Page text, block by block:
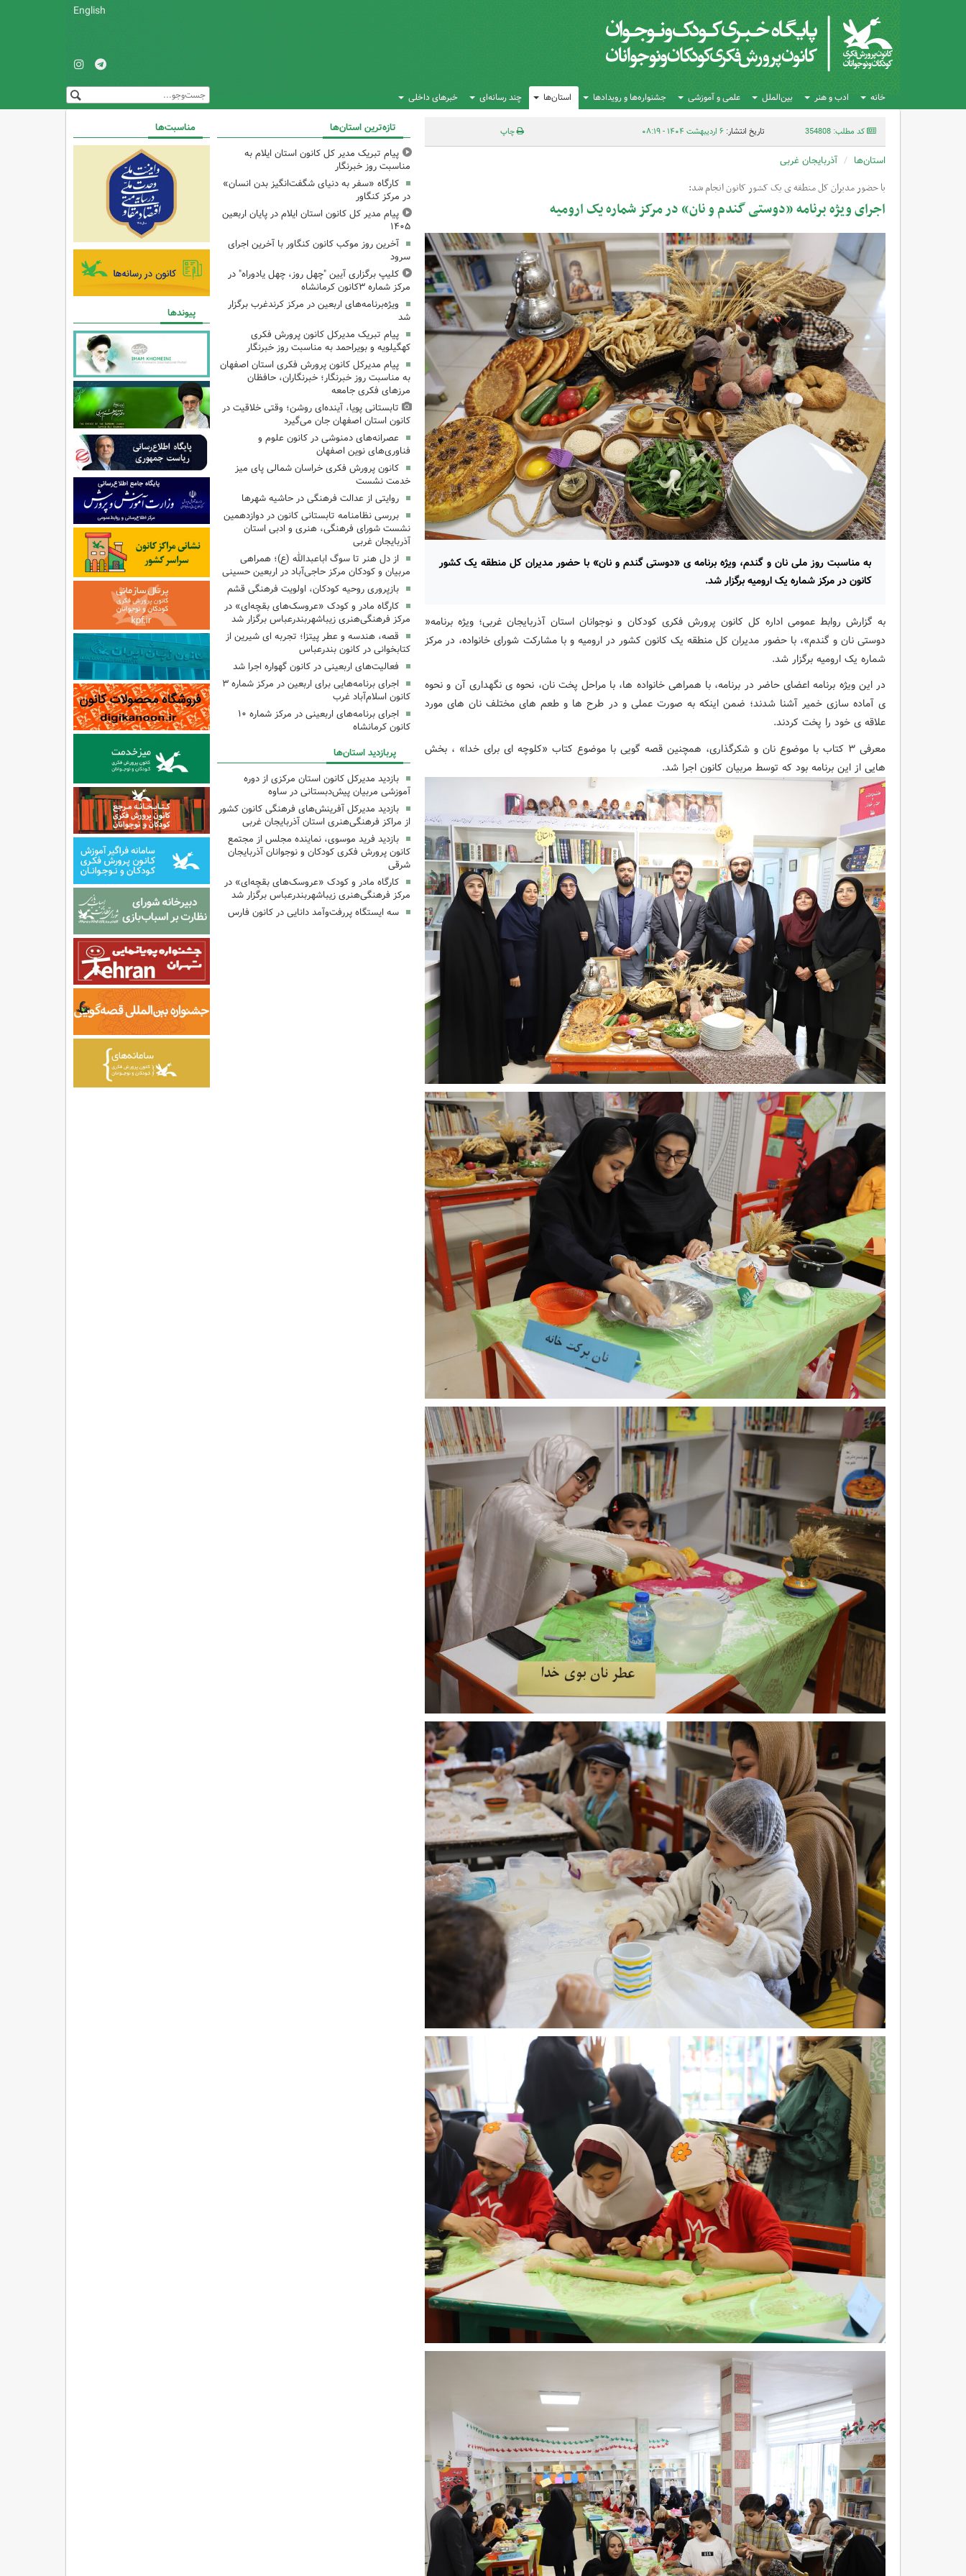
English
خانه ادب و هنر بین‌الملل علمی و آموزشی جشنواره‌ها و رویدادها استان‌ها چند رسانه‌ای خبرهای داخلی
کد مطلب: 354808 تاریخ انتشار:۶ اردیبهشت ۱۴۰۴ - ۰۸:۱۹ چاپ
استان‌ها آذربایجان غربی
با حضور مدیران کل منطقه ی یک کشور کانون انجام شد:
اجرای ویژه برنامه «دوستی گندم و نان» در مرکز شماره یک ارومیه
به مناسبت روز ملی نان و گندم، ویژه برنامه ی «دوستی گندم و نان» با حضور مدیران کل منطقه یک کشور
کانون در مرکز شماره یک ارومیه برگزار شد.
به گزارش روابط عمومی اداره کل کانون پرورش فکری کودکان و نوجوانان استان آذربایجان غربی؛ ویژه برنامه«
دوستی نان و گندم»، با حضور مدیران کل منطقه یک کانون کشور در ارومیه و با مشارکت شورای خانواده، در مرکز
شماره یک ارومیه برگزار شد.
در این ویژه برنامه اعضای حاضر در برنامه، با همراهی خانواده ها، با مراحل پخت نان، نحوه ی نگهداری آن و نحوه
ی آماده سازی خمیر آشنا شدند؛ ضمن اینکه به صورت عملی و در طرح ها و طعم های مختلف نان های مورد
علاقه ی خود را پخت کردند.
معرفی ۳ کتاب با موضوع نان و شکرگذاری، همچنین قصه گویی با موضوع کتاب «کلوچه ای برای خدا» ، بخش
هایی از این برنامه بود که توسط مربیان کانون اجرا شد.
تازه‌ترین استان‌ها
پیام تبریک مدیر کل کانون استان ایلام به
مناسبت روز خبرنگار
کارگاه «سفر به دنیای شگفت‌انگیز بدن انسان»
در مرکز کنگاور
پیام مدیر کل کانون استان ایلام در پایان اربعین
۱۴۰۵
آخرین روز موکب کانون کنگاور با آخرین اجرای
سرود
کلیپ برگزاری آیین "چهل روز، چهل یادوراه" در
مرکز شماره ۳کانون کرمانشاه
ویژه‌برنامه‌های اربعین در مرکز کرندغرب برگزار
شد
پیام تبریک مدیرکل کانون پرورش فکری
کهگیلویه و بویراحمد به مناسبت روز خبرنگار
پیام مدیرکل کانون پرورش فکری استان اصفهان
به مناسبت روز خبرنگار؛ خبرنگاران، حافظان
مرزهای فکری جامعه
تابستانی پویا، آینده‌ای روشن؛ وقتی خلاقیت در
کانون استان اصفهان جان می‌گیرد
عصرانه‌های دمنوشی در کانون علوم و
فناوری‌های نوین اصفهان
کانون پرورش فکری خراسان شمالی پای میز
خدمت نشست
روایتی از عدالت فرهنگی در حاشیه شهرها
بررسی نظامنامه تابستانی کانون در دوازدهمین
نشست شورای فرهنگی، هنری و ادبی استان
آذربایجان غربی
از دل هنر تا سوگ اباعبدالله (ع)؛ همراهی
مربیان و کودکان مرکز حاجی‌آباد در اربعین حسینی
بازپروری روحیه کودکان، اولویت فرهنگی قشم
کارگاه مادر و کودک «عروسک‌های بقچه‌ای» در
مرکز فرهنگی‌هنری زیباشهربندرعباس برگزار شد
قصه، هندسه و عطر پیتزا؛ تجربه ای شیرین از
کتابخوانی در کانون بندرعباس
فعالیت‌های اربعینی در کانون گهواره اجرا شد
اجرای برنامه‌هایی برای اربعین در مرکز شماره ۳
کانون اسلام‌آباد غرب
اجرای برنامه‌های اربعینی در مرکز شماره ۱۰
کانون کرمانشاه
پربازدید استان‌ها
بازدید مدیرکل کانون استان مرکزی از دوره
آموزشی مربیان پیش‌دبستانی در ساوه
بازدید مدیرکل آفرینش‌های فرهنگی کانون کشور
از مراکز فرهنگی‌هنری استان آذربایجان غربی
بازدید فرید موسوی، نماینده مجلس از مجتمع
کانون پرورش فکری کودکان و نوجوانان آذربایجان
شرقی
کارگاه مادر و کودک «عروسک‌های بقچه‌ای» در
مرکز فرهنگی‌هنری زیباشهربندرعباس برگزار شد
سه ایستگاه پررفت‌وآمد دانایی در کانون فارس
مناسبت‌ها
پیوندها